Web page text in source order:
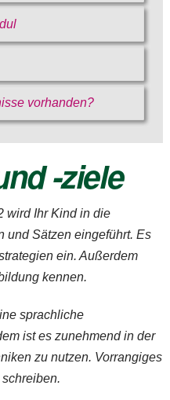
vorhanden?
-ziele
wird Ihr Kind in die
und Sätzen eingeführt. Es
ein. Außerdem
kennen.
sprachliche
ist es zunehmend in der
zu nutzen. Vorrangiges